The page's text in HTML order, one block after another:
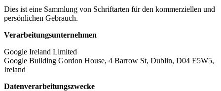
Dies ist eine Sammlung von Schriftarten für den kommerziellen und
persönlichen Gebrauch.
Verarbeitungsunternehmen
Google Ireland Limited
Google Building Gordon House, 4 Barrow St, Dublin, D04 E5W5,
Ireland
Datenverarbeitungszwecke